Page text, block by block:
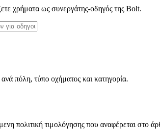
χρήματα ως συνεργάτης-οδηγός της Bolt.
πόλη, τύπο οχήματος και κατηγορία.
πολιτική τιμολόγησης που αναφέρεται στο